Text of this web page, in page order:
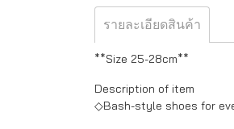
รายละเอียดสินค้า
**Size 25-28cm**
Description of item
◇Bash-style shoes for